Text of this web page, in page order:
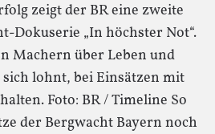
zeigt der BR eine zweite
Dokuserie „In höchster Not“.
Machern über Leben und
lohnt, bei Einsätzen mit
Foto: BR / Timeline So
der Bergwacht Bayern noch